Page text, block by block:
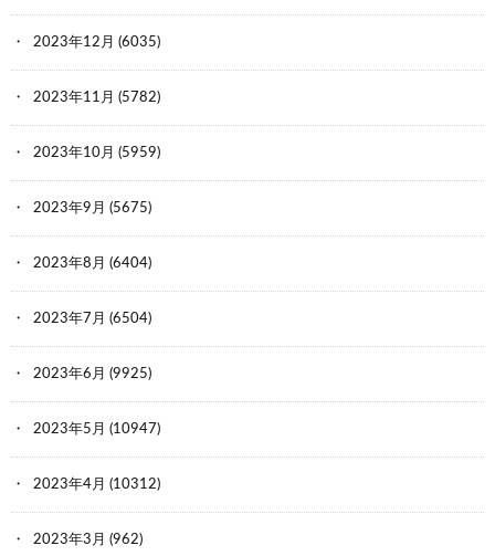
2023年12月 (6035)
2023年11月 (5782)
2023年10月 (5959)
2023年9月 (5675)
2023年8月 (6404)
2023年7月 (6504)
2023年6月 (9925)
2023年5月 (10947)
2023年4月 (10312)
2023年3月 (962)